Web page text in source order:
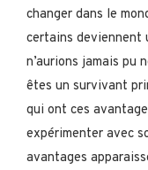
changer dans le
certains deviennent
n’aurions jamais pu
êtes un survivant
qui ont ces
expérimenter avec
avantages